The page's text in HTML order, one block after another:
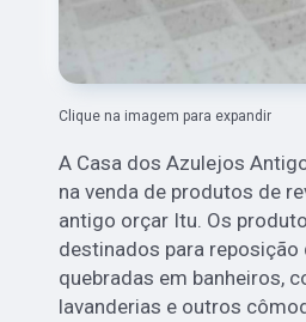
Clique na imagem para expandir
A Casa dos Azulejos
na venda de produtos de
antigo orçar Itu. Os
destinados para reposição
quebradas em banheiros,
lavanderias e outros